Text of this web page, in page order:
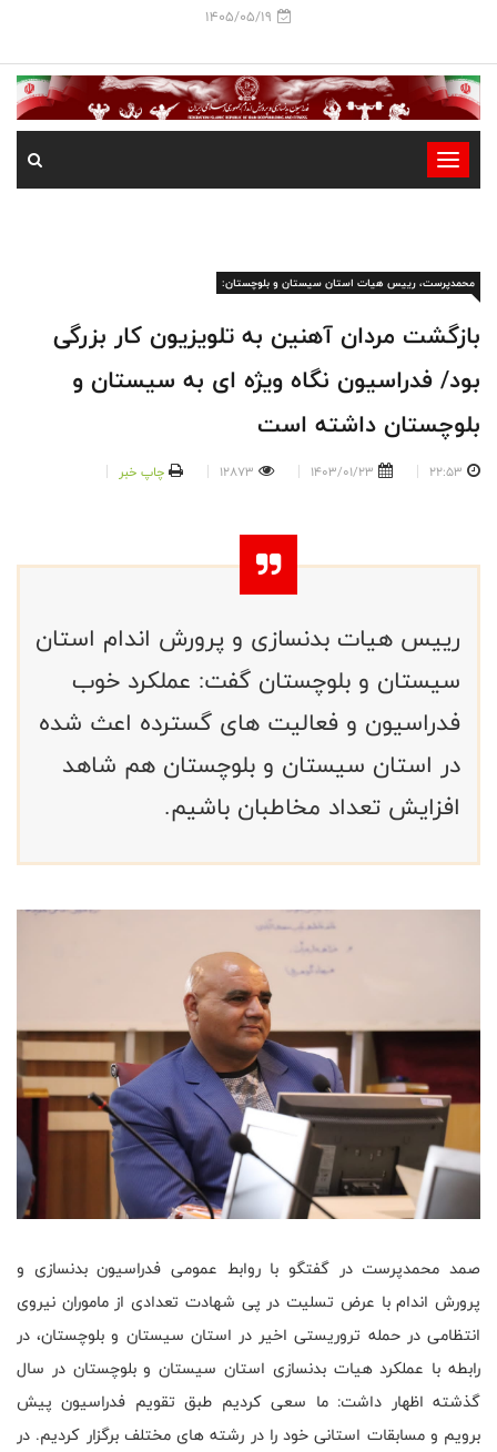
1405/05/19
-
-
-
-
محمدپرست، رییس هیات استان سیستان و بلوچستان:
بازگشت مردان آهنین به تلویزیون کار بزرگی
بود/ فدراسیون نگاه ویژه ای به سیستان و
بلوچستان داشته است
22:53
1403/01/23
12873 چاپ خبر
رییس هیات بدنسازی و پرورش اندام استان
سیستان و بلوچستان گفت: عملکرد خوب
فدراسیون و فعالیت های گسترده اعث شده
در استان سیستان و بلوچستان هم شاهد
افزایش تعداد مخاطبان باشیم.
صمد محمدپرست در گفتگو با روابط عمومی فدراسیون بدنسازی و
پرورش اندام با عرض تسلیت در پی شهادت تعدادی از ماموران نیروی
انتظامی در حمله تروریستی اخیر در استان سیستان و بلوچستان، در
رابطه با عملکرد هیات بدنسازی استان سیستان و بلوچستان در سال
گذشته اظهار داشت: ما سعی کردیم طبق تقویم فدراسیون پیش
برویم و مسابقات استانی خود را در رشته های مختلف برگزار کردیم. در